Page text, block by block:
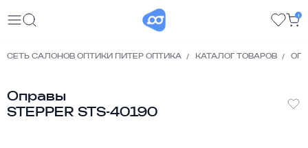
1
СЕТЬ САЛОНОВ ОПТИКИ ПИТЕР ОПТИКА КАТАЛОГ ТОВАРОВ
Оправы
STEPPER STS-40190